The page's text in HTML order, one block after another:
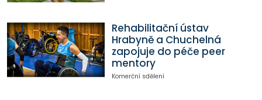
Rehabilitační ústav
Hrabyně a Chuchelná
zapojuje do péče peer
mentory
Komerční sdělení